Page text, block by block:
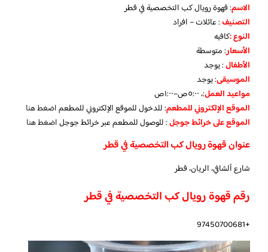
الاسم: قهوة رويال كب التخصصية في قطر
التصنيف: عائلات – افراد
النوع :كافيه
الأسعار:متوسطة
الأطفال:يوجد
الموسيقى:يوجد
مواعيد العمل:، ٥:٠٠ص–١:٠٠ص
الموقع الإلكتروني للمطعم: للدخول للموقع الإلكتروني للمطعماضغط هنا
الموقع على خرائط جوجل: للوصول للمطعم عبر خرائط جوجلاضغط هنا
عنوان قهوة رويال كب التخصصية في قطر
شارع آلشافي، الريان، قطر
رقم قهوة رويال كب التخصصية في قطر
+97450700681